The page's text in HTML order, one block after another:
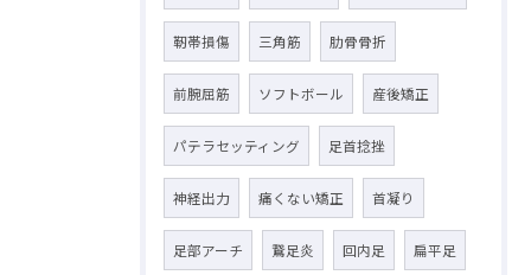
靭帯損傷 三角筋 肋骨骨折
前腕屈筋 ソフトボール 産後矯正
パテラセッティング 足首捻挫
神経出力 痛くない矯正 首凝り
足部アーチ 鵞足炎 回内足 扁平足